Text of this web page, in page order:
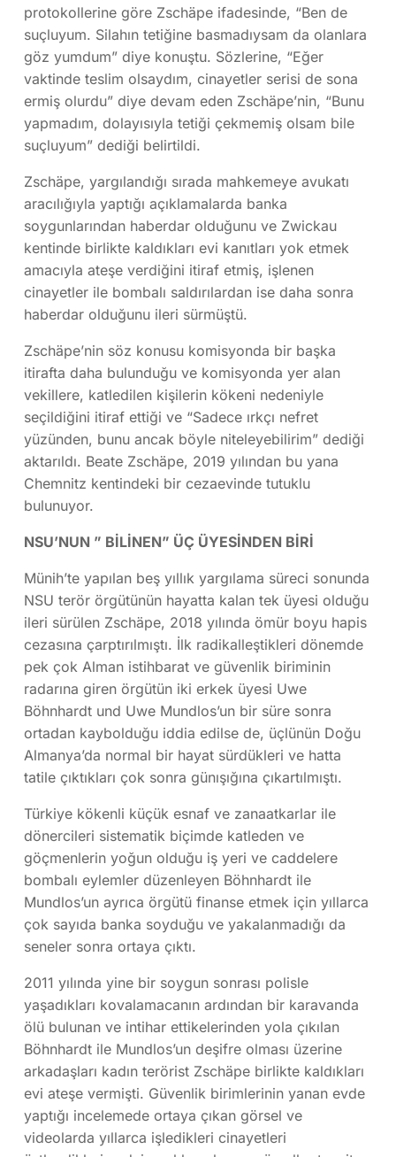
protokollerine göre Zschäpe ifadesinde, “Ben de
suçluyum. Silahın tetiğine basmadıysam da olanlara
göz yumdum” diye konuştu. Sözlerine, “Eğer
vaktinde teslim olsaydım, cinayetler serisi de sona
ermiş olurdu” diye devam eden Zschäpe’nin, “Bunu
yapmadım, dolayısıyla tetiği çekmemiş olsam bile
suçluyum” dediği belirtildi.
Zschäpe, yargılandığı sırada mahkemeye avukatı
aracılığıyla yaptığı açıklamalarda banka
soygunlarından haberdar olduğunu ve Zwickau
kentinde birlikte kaldıkları evi kanıtları yok etmek
amacıyla ateşe verdiğini itiraf etmiş, işlenen
cinayetler ile bombalı saldırılardan ise daha sonra
haberdar olduğunu ileri sürmüştü.
Zschäpe’nin söz konusu komisyonda bir başka
itirafta daha bulunduğu ve komisyonda yer alan
vekillere, katledilen kişilerin kökeni nedeniyle
seçildiğini itiraf ettiği ve “Sadece ırkçı nefret
yüzünden, bunu ancak böyle niteleyebilirim” dediği
aktarıldı. Beate Zschäpe, 2019 yılından bu yana
Chemnitz kentindeki bir cezaevinde tutuklu
bulunuyor.
NSU’NUN ” BİLİNEN” ÜÇ ÜYESİNDEN BİRİ
Münih’te yapılan beş yıllık yargılama süreci sonunda
NSU terör örgütünün hayatta kalan tek üyesi olduğu
ileri sürülen Zschäpe, 2018 yılında ömür boyu hapis
cezasına çarptırılmıştı. İlk radikalleştikleri dönemde
pek çok Alman istihbarat ve güvenlik biriminin
radarına giren örgütün iki erkek üyesi Uwe
Böhnhardt und Uwe Mundlos’un bir süre sonra
ortadan kaybolduğu iddia edilse de, üçlünün Doğu
Almanya’da normal bir hayat sürdükleri ve hatta
tatile çıktıkları çok sonra günışığına çıkartılmıştı.
Türkiye kökenli küçük esnaf ve zanaatkarlar ile
dönercileri sistematik biçimde katleden ve
göçmenlerin yoğun olduğu iş yeri ve caddelere
bombalı eylemler düzenleyen Böhnhardt ile
Mundlos’un ayrıca örgütü finanse etmek için yıllarca
çok sayıda banka soyduğu ve yakalanmadığı da
seneler sonra ortaya çıktı.
2011 yılında yine bir soygun sonrası polisle
yaşadıkları kovalamacanın ardından bir karavanda
ölü bulunan ve intihar ettikelerinden yola çıkılan
Böhnhardt ile Mundlos’un deşifre olması üzerine
arkadaşları kadın terörist Zschäpe birlikte kaldıkları
evi ateşe vermişti. Güvenlik birimlerinin yanan evde
yaptığı incelemede ortaya çıkan görsel ve
videolarda yıllarca işledikleri cinayetleri